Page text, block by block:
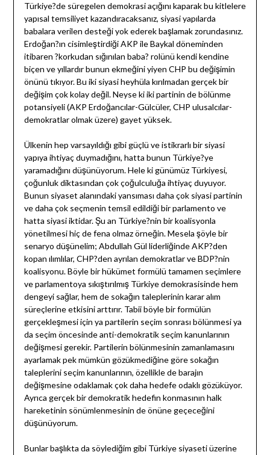
Türkiye?de süregelen demokrasi açığını kaparak bu kitlelere
yapısal temsiliyet kazandıracaksanız, siyasi yapılarda
babalara verilen desteği yok ederek başlamak zorundasınız.
Erdoğan?ın cisimleştirdiği AKP ile Baykal döneminden
itibaren ?korkudan sığınılan baba? rolünü kendi kendine
biçen ve yıllardır bunun ekmeğini yiyen CHP bu değişimin
önünü tıkıyor. Bu iki siyasi heyhüla kırılmadan gerçek bir
değişim çok kolay değil. Neyse ki iki partinin de bölünme
potansiyeli (AKP Erdoğancılar-Gülcüler, CHP ulusalcılar-
demokratlar olmak üzere) gayet yüksek.
Ülkenin hep varsayıldığı gibi güçlü ve istikrarlı bir siyasi
yapıya ihtiyaç duymadığını, hatta bunun Türkiye?ye
yaramadığını düşünüyorum. Hele ki günümüz Türkiyesi,
çoğunluk diktasından çok çoğulculuğa ihtiyaç duyuyor.
Bunun siyaset alanındaki yansıması daha çok siyasi partinin
ve daha çok seçmenin temsil edildiği bir parlamento ve
hatta siyasi iktidar. Şu an Türkiye?nin bir koalisyonla
yönetilmesi hiç de fena olmaz örneğin. Mesela şöyle bir
senaryo düşünelim; Abdullah Gül liderliğinde AKP?den
kopan ılımlılar, CHP?den ayrılan demokratlar ve BDP?nin
koalisyonu. Böyle bir hükümet formülü tamamen seçimlere
ve parlamentoya sıkıştırılmış Türkiye demokrasisinde hem
dengeyi sağlar, hem de sokağın taleplerinin karar alım
süreçlerine etkisini arttırır. Tabii böyle bir formülün
gerçekleşmesi için ya partilerin seçim sonrası bölünmesi ya
da seçim öncesinde anti-demokratik seçim kanunlarının
değişmesi gerekir. Partilerin bölünmesinin zamanlamasını
ayarlamak pek mümkün gözükmediğine göre sokağın
taleplerini seçim kanunlarının, özellikle de barajın
değişmesine odaklamak çok daha hedefe odaklı gözüküyor.
Ayrıca gerçek bir demokratik hedefin konmasının halk
hareketinin sönümlenmesinin de önüne geçeceğini
düşünüyorum.
Bunlar başlıkta da söylediğim gibi Türkiye siyaseti üzerine